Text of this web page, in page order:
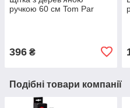
ручкою 60 см Tom Par
396 ₴
Подібні товари компанії